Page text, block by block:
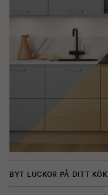
BYT LUCKOR PÅ DITT KÖK